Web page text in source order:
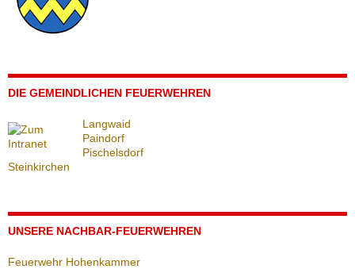
DIE GEMEINDLICHEN FEUERWEHREN
Langwaid
Paindorf
Pischelsdorf
Steinkirchen
UNSERE NACHBAR-FEUERWEHREN
Feuerwehr Hohenkammer